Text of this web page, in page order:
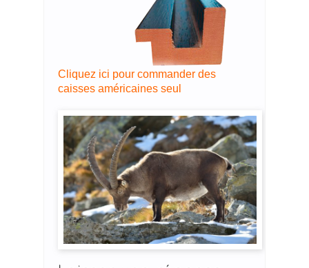
Cliquez ici pour commander des
caisses américaines seul